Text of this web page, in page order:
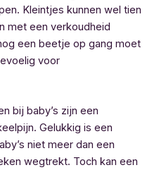
Kleintjes kunnen wel tien
met een verkoudheid
een beetje op gang moet
voor
bij baby’s zijn een
Gelukkig is een
niet meer dan een
wegtrekt. Toch kan een